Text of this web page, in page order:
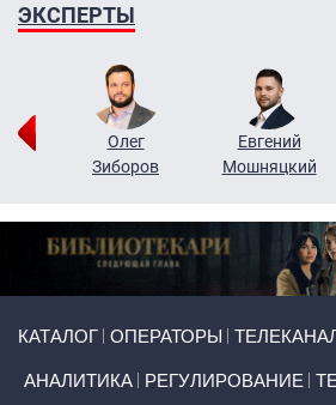
ЭКСПЕРТЫ
Олег
Зиборов
Евгений
Мошняцкий
КАТАЛОГ ОПЕРАТОРЫ
АНАЛИТИКА РЕГУЛИРОВАНИЕ